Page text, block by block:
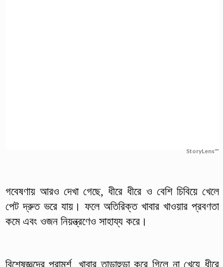
StoryLens™
গবেষণায় আরও দেখা গেছে, ধীরে ধীরে ও বেশি চিবিয়ে খেলে
পেট দ্রুত ভরে যায়। ফলে অতিরিক্ত খাবার খাওয়ার প্রবণতা
কমে এবং ওজন নিয়ন্ত্রণেও সাহায্য করে।
বিশেষজ্ঞদের পরামর্শ, খাবার তাড়াহুড়া করে গিলে না খেয়ে ধীরে